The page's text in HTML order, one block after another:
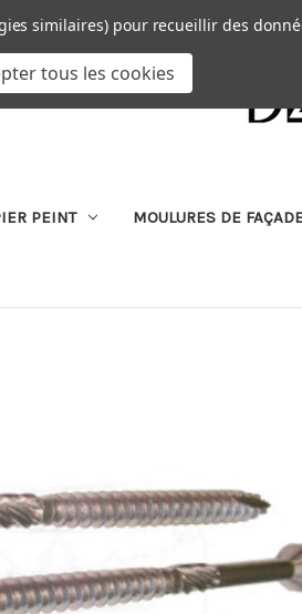
PEINT MOULURES DE
similaires) pour recueillir des
tous les cookies